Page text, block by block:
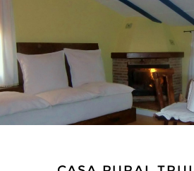
TARIFAS